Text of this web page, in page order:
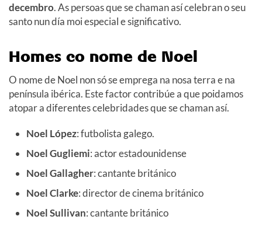
decembro. As persoas que se chaman así celebran o seu
santo nun día moi especial e significativo.
Homes co nome de Noel
O nome de Noel non só se emprega na nosa terra e na
península ibérica. Este factor contribúe a que poidamos
atopar a diferentes celebridades que se chaman así.
Noel López: futbolista galego.
Noel Gugliemi: actor estadounidense
Noel Gallagher: cantante británico
Noel Clarke: director de cinema británico
Noel Sullivan: cantante británico